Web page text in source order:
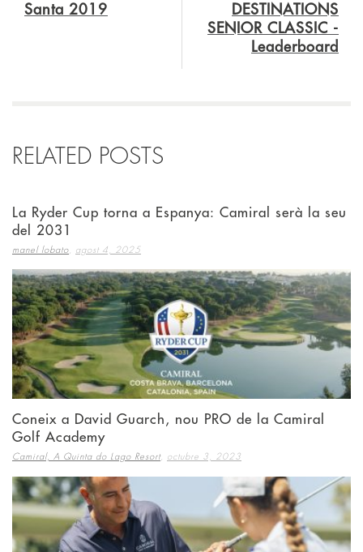
DESTINATIONS
SENIOR CLASSIC -
Leaderboard
Santa 2019
RELATED POSTS
La Ryder Cup torna a Espanya: Camiral serà la seu
del 2031
manel lobato agost 4, 2025
Coneix a David Guarch, nou PRO de la Camiral
Golf Academy
Camiral, A Quinta do Lago Resort, octubre 3, 2023